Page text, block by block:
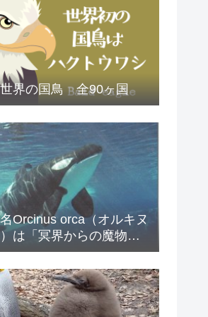
界の国鳥 全90ヶ国
Orcinus orca（オルキヌ
は「冥界からの魔物」
ある